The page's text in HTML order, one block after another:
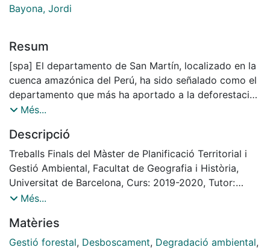
Bayona, Jordi
Resum
[spa] El departamento de San Martín, localizado en la
cuenca amazónica del Perú, ha sido señalado como el
departamento que más ha aportado a la deforestación
de los bosques tropicales en todo el Perú durante las
sesenta por ciento de su territorio como bosques, la
deforestación y degradación sigue reduciendo la
superficie de bosques remanentes, es así como,
durante los últimos dieciocho años se deforestó
alrededor de 436,512 hectáreas de bosques.
degradación y deforestación del paisaje forestal en el
departamento de San Martín e identificar los
Més...
Descripció
Treballs Finals del Màster de Planificació Territorial i
Gestió Ambiental, Facultat de Geografia i Història,
Universitat de Barcelona, Curs: 2019-2020, Tutor:
Jordi Bayona i Carrasco
Més...
Matèries
Gestió forestal, Desboscament, Degradació ambiental,